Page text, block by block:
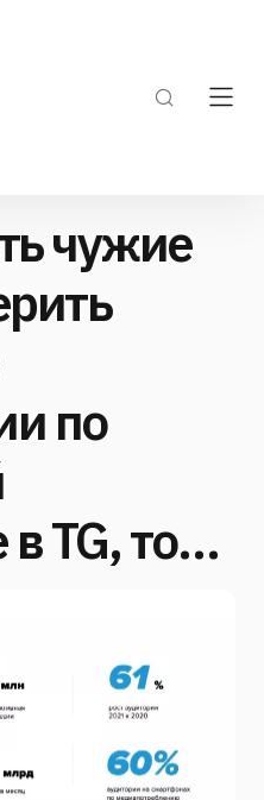
чужие
по
TG, то…